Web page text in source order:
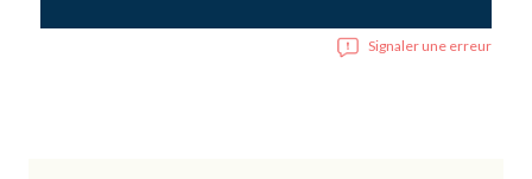
Signaler une erreur